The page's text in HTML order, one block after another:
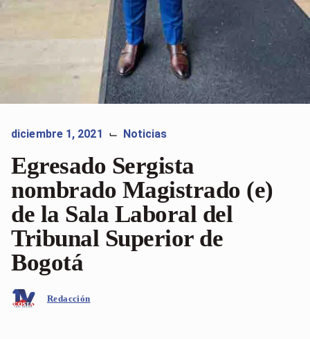
diciembre 1, 2021 ⌙ Noticias
Egresado Sergista
nombrado Magistrado (e)
de la Sala Laboral del
Tribunal Superior de
Bogotá
Redacción